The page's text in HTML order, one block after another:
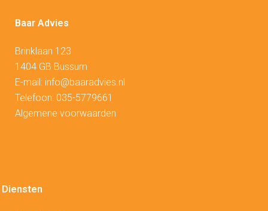
Baar Advies
Brinklaan 123
1404 GB Bussum
E-mail: info@baaradvies.nl
Telefoon: 035-5779661
Algemene voorwaarden
Diensten